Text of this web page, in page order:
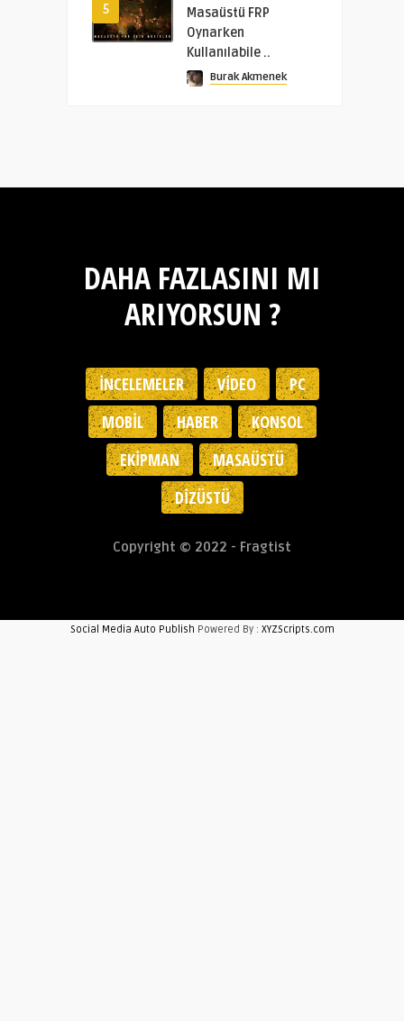
5
Masaüstü FRP
Oynarken
Kullanılabile ..
Burak Akmenek
DAHA FAZLASINI MI
ARIYORSUN ?
İNCELEMELER VIDEO
PC
MOBIL
HABER
KONSOL
EKIPMAN
MASAÜSTÜ
DIZÜSTÜ
Copyright © 2022 - Fragtist
Social Media Auto Publish Powered By : XYZScripts.com